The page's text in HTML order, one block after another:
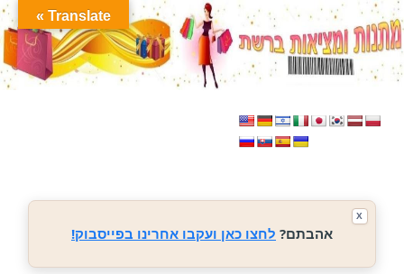
אהבתם? לחצו כאן ועקבו אחרינו בפייסבוק!
X
Translate »